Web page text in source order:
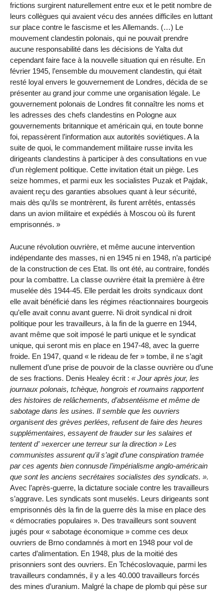
frictions surgirent naturellement entre eux et le petit nombre de
leurs collègues qui avaient vécu des années difficiles en luttant
sur place contre le fascisme et les Allemands. (…) Le
mouvement clandestin polonais, qui ne pouvait prendre
aucune responsabilité dans les décisions de Yalta dut
cependant faire face à la nouvelle situation qui en résulte. En
février 1945, l’ensemble du mouvement clandestin, qui était
resté loyal envers le gouvernement de Londres, décida de se
présenter au grand jour comme une organisation légale. Le
gouvernement polonais de Londres fit connaître les noms et
les adresses des chefs clandestins en Pologne aux
gouvernements britannique et américain qui, en toute bonne
foi, repassèrent l’information aux autorités soviétiques. A la
suite de quoi, le commandement militaire russe invita les
dirigeants clandestins à participer à des consultations en vue
d’un règlement politique. Cette invitation était un piège. Les
seize hommes, et parmi eux les socialistes Puzak et Pajdak,
avaient reçu des garanties absolues quant à leur sécurité,
mais dès qu’ils se montrèrent, ils furent arrêtés, entassés
dans un avion militaire et expédiés à Moscou où ils furent
emprisonnés. »
Aucune révolution ouvrière, et même aucune intervention
indépendante des masses, ni en 1945 ni en 1948, n’a participé
de la construction de ces Etat. Ils ont été, au contraire, fondés
pour la combattre. La classe ouvrière était la première à être
muselée dès 1944-45. Elle perdait les droits syndicaux dont
elle avait bénéficié dans les régimes réactionnaires bourgeois
qu’elle avait connu avant guerre. Ni droit syndical ni droit
politique pour les travailleurs, à la fin de la guerre en 1944,
avant même que soit imposé le parti unique et le syndicat
unique, qui seront mis en place en 1947-48, avec la guerre
froide. En 1947, quand « le rideau de fer » tombe, il ne s’agit
nullement d’une prise de pouvoir de la classe ouvrière ou d’une
de ses fractions. Denis Healey écrit : « Jour après jour, les
journaux polonais, tchèque, hongrois et roumains rapportent
des histoires de relâchements, d’absentéisme et même de
sabotage dans les usines. Il semble que les ouvriers
organisent des grèves perlées, refusent de faire des heures
supplémentaires, essayent de frauder sur les salaires et
tentent d’ »exercer une terreur sur la direction » Les
communistes assurent qu’il s’agit d’une conspiration tramée
par ces agents bien connusde l’impérialisme anglo-américain
que sont les anciens secrétaires socialistes des syndicats. ».
Avec l’après-guerre, la dictature sociale contre les travailleurs
s’aggrave. Les syndicats sont muselés. Leurs dirigeants sont
emprisonnés dès la fin de la guerre dès la mise en place des
« démocraties populaires ». Des travailleurs sont souvent
jugés pour « sabotage économique » comme ces deux
ouvriers de Brno condamnés à mort en 1948 pour vol de
cartes d’alimentation. En 1948, plus de la moitié des
prisonniers sont des ouvriers. En Tchécoslovaquie, parmi les
travailleurs condamnés, il y a les 40.000 travailleurs forcés
des mines d’uranium. Malgré la chape de plomb qui pèse sur